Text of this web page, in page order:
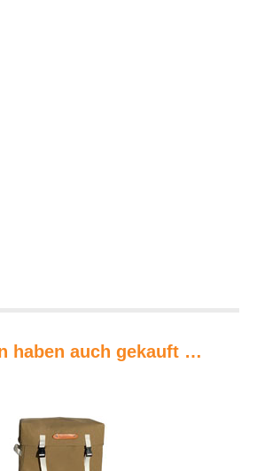
haben auch gekauft …